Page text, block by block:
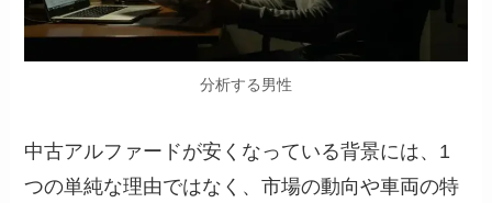
分析する男性
中古アルファードが安くなっている背景には、1
つの単純な理由ではなく、市場の動向や車両の特